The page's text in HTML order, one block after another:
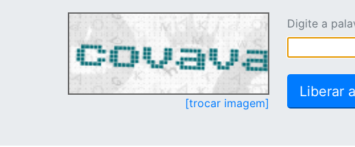
[trocar imagem]
Digite a